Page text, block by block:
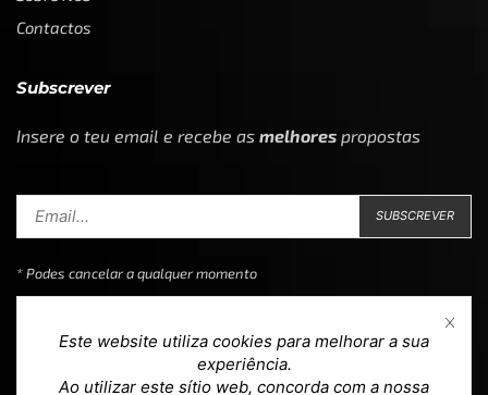
Contactos
Subscrever
Insere o teu email e recebe as melhores propostas
* Podes cancelar a qualquer momento
Este website utiliza cookies para melhorar a sua
experiência.
Ao utilizar este sítio web, concorda com a nossa